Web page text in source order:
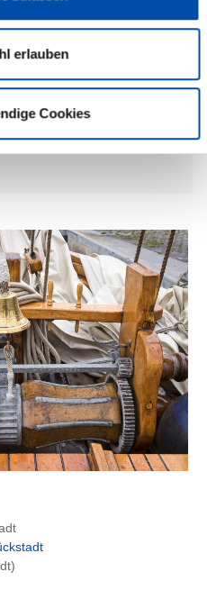
erlauben
Cookies